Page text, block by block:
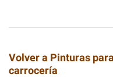
Volver a Pinturas
carrocería